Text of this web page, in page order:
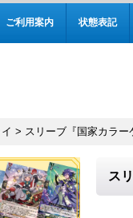
ご利用案内 状態表記
> スリーブ『国家カラ
ス